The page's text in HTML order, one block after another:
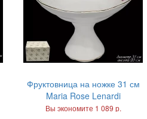
Фруктовница на ножке 31 см
Maria Rose Lenardi
Вы экономите 1 089 р.